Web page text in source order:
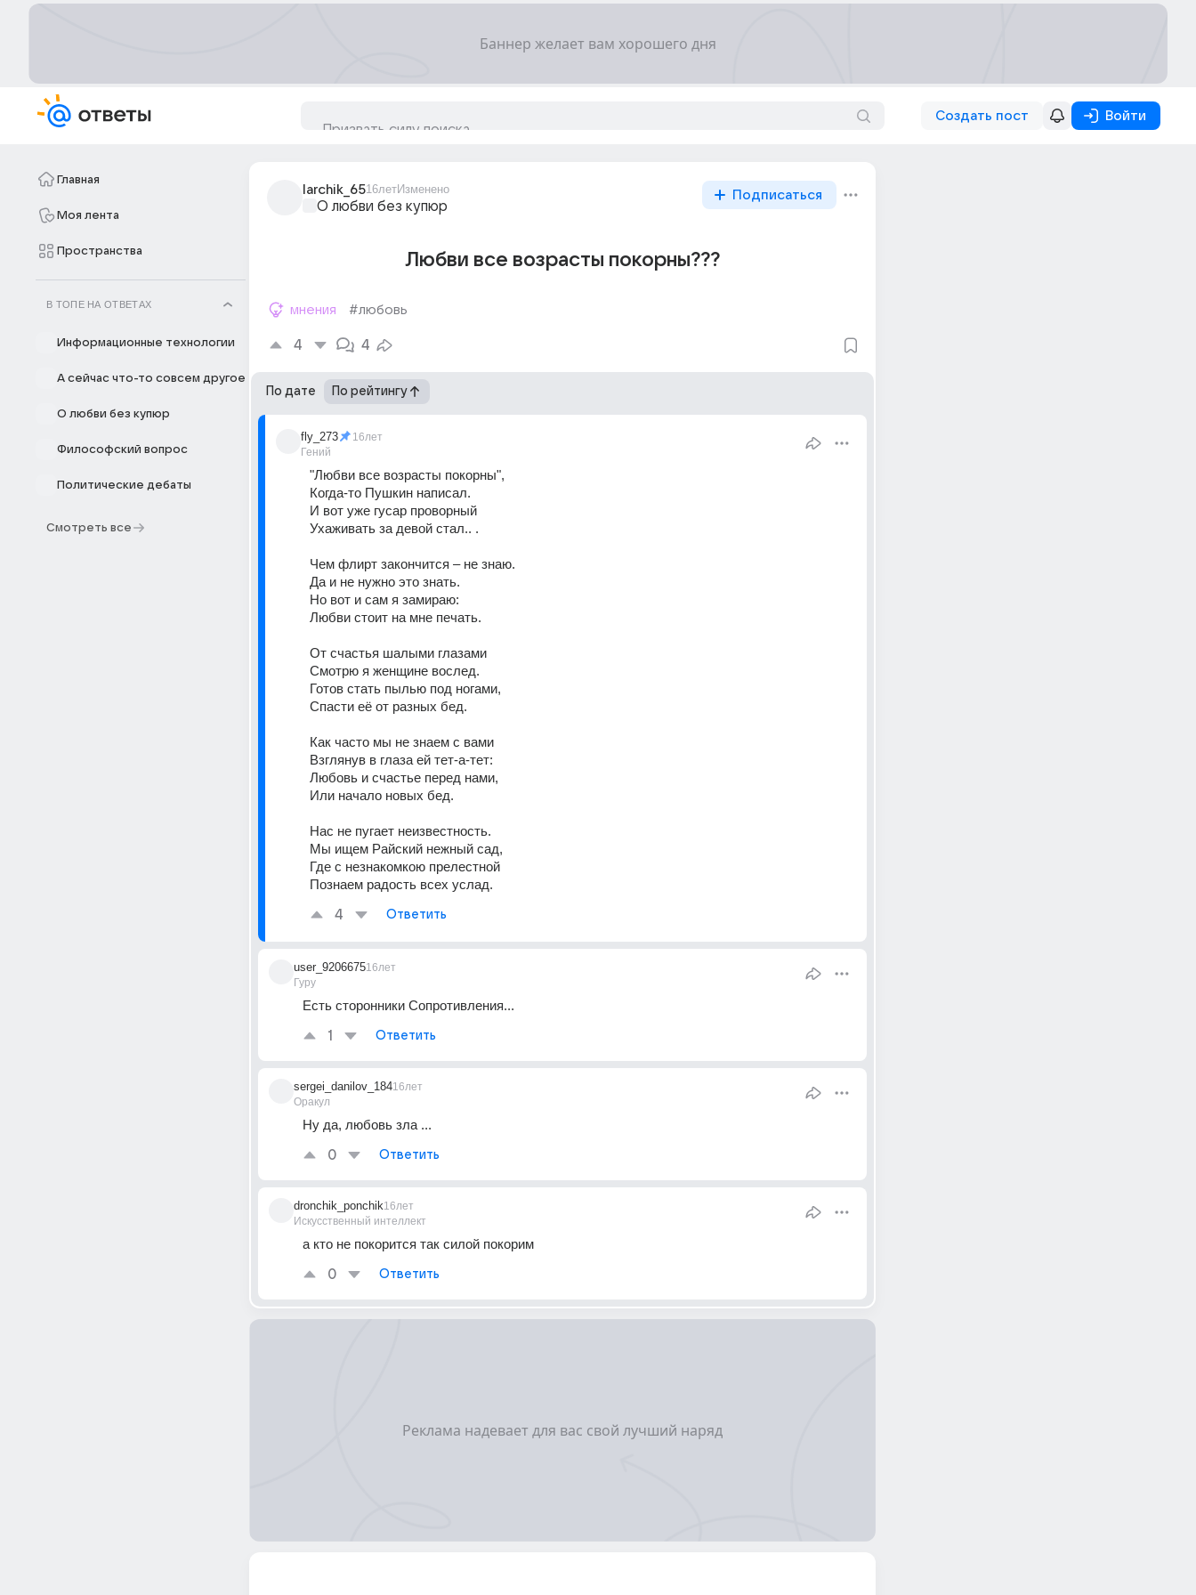
Создать пост Войти
Главная
Моя лента
Пространства
В ТОПЕ НА ОТВЕТАХ
Информационные технологии
А сейчас что-то совсем другое
О любви без купюр
Философский вопрос
Политические дебаты
Смотреть все
larchik_6516летИзменено
О любви без купюр
Подписаться
Любви все возрасты покорны???
мнения #любовь
4 4
По дате По рейтингу
fly_273
Гений
16лет
"Любви все возрасты покорны",
Когда-то Пушкин написал.
И вот уже гусар проворный
Ухаживать за девой стал.. .
Чем флирт закончится – не знаю.
Да и не нужно это знать.
Но вот и сам я замираю:
Любви стоит на мне печать.
От счастья шалыми глазами
Смотрю я женщине вослед.
Готов стать пылью под ногами,
Спасти её от разных бед.
Как часто мы не знаем с вами
Взглянув в глаза ей тет-а-тет:
Любовь и счастье перед нами,
Или начало новых бед.
Нас не пугает неизвестность.
Мы ищем Райский нежный сад,
Где с незнакомкою прелестной
Познаем радость всех услад.
4 Ответить
user_9206675
Гуру
16лет
Есть сторонники Сопротивления...
1 Ответить
sergei_danilov_184
Оракул
16лет
Ну да, любовь зла ...
0 Ответить
dronchik_ponchik
Искусственный интеллект
16лет
а кто не покорится так силой покорим
0 Ответить